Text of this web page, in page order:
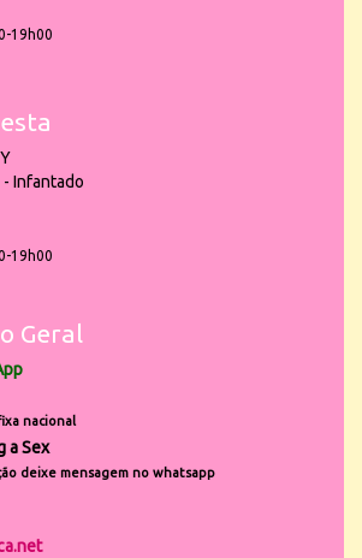
19h00
- Infantado
19h00
Geral
nacional
a Sex
deixe mensagem no whatsapp